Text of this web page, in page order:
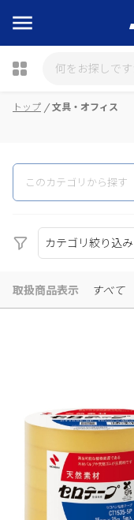
瓶詰
トップ 文具・オフィス
カテゴリ絞り込み
取扱商品表示 すべて